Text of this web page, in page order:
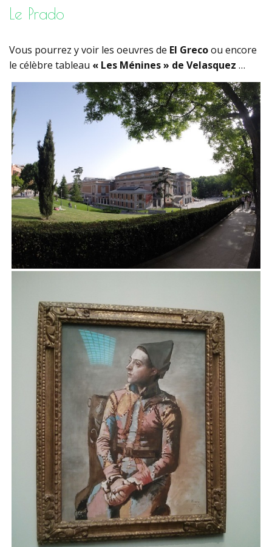
Le Prado
Vous pourrez y voir les oeuvres de El Grecoou encore
le célèbre tableau « Les Ménines » de Velasquez …